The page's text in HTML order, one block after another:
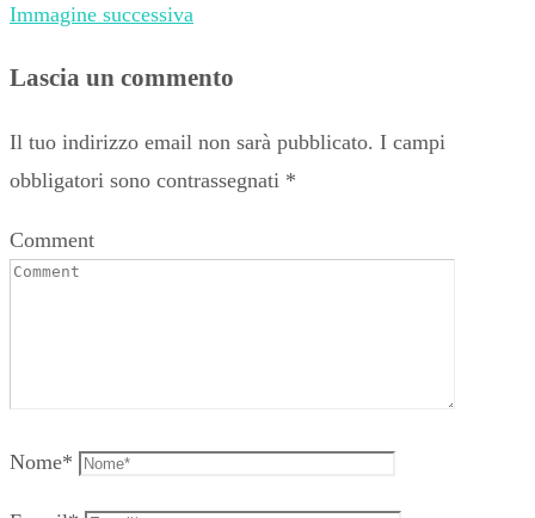
Immagine successiva
Lascia un commento
Il tuo indirizzo email non sarà pubblicato. I campi
obbligatori sono contrassegnati *
Comment
Nome*